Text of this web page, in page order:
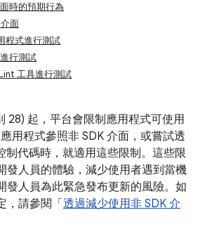
時的預期行為
面
程式進行測試
行測試
工具進行測試
28) 起，平台會限制應用程式可使用
用程式參照非 SDK 介面，或嘗試透
制代碼時，就適用這些限制。這些限
發人員的體驗，減少使用者遇到當機
發人員為此緊急發布更新的風險。如
，請參閱「 透過減少使用非 SDK 介